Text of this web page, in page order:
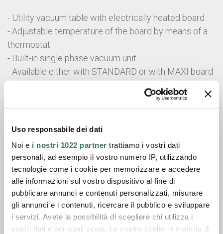
Uso responsabile dei dati
Noi e i nostri 1022 partner trattiamo i vostri dati
personali, ad esempio il vostro numero IP, utilizzando
tecnologie come i cookie per memorizzare e accedere
alle informazioni sul vostro dispositivo al fine di
pubblicare annunci e contenuti personalizzati, misurare
gli annunci e i contenuti, ricercare il pubblico e sviluppare
i servizi. Avete la possibilità di scegliere chi utilizza i
vostri dati e per quali scopi. Le vostre scelte in materia di
- Utility vacuum table with electrically heated board
- Adjustable temperature of the board by means of a
thermostat
- Built-in single phase vacuum unit
- Available either with STANDARD or with MAXI board
General catalogue
Request informations